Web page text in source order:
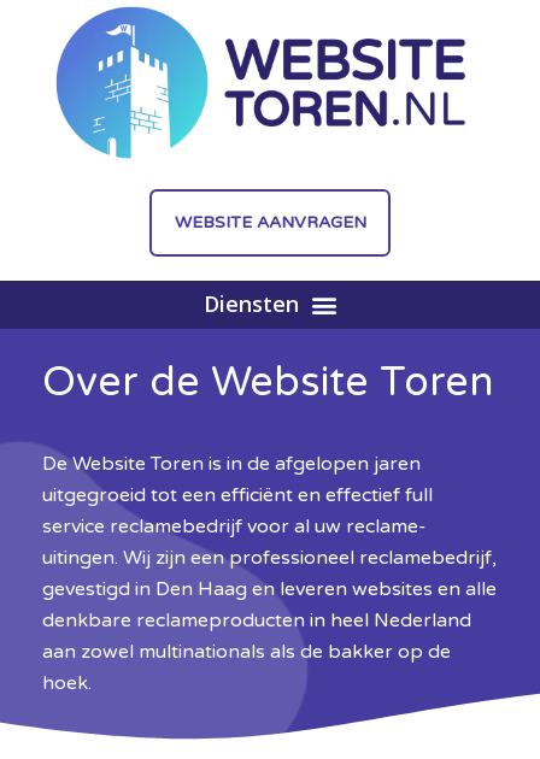
WEBSITE AANVRAGEN
WEBSITE AANVRAGEN
Over de Website Toren
De Website Toren is in de afgelopen jaren
uitgegroeid tot een efficiënt en effectief full
service reclamebedrijf voor al uw reclame-
uitingen. Wij zijn een professioneel reclamebedrijf,
gevestigd in Den Haag en leveren websites en alle
denkbare reclameproducten in heel Nederland
aan zowel multinationals als de bakker op de
hoek.